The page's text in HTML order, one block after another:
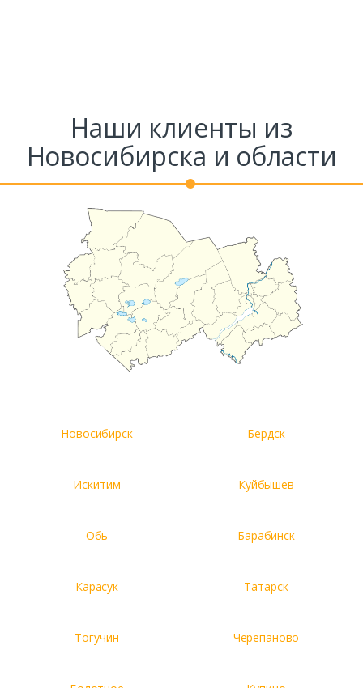
Наши клиенты из
Новосибирска и области
Новосибирск Бердск
Искитим Куйбышев
Обь Барабинск
Карасук Татарск
Тогучин Черепаново